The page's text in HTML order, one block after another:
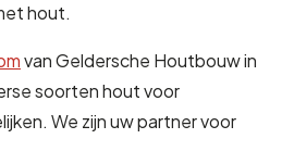
hout.
van Geldersche Houtbouw in
soorten hout voor
We zijn uw partner voor